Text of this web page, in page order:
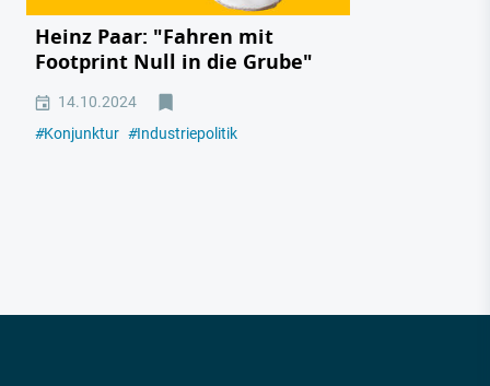
Heinz Paar: "Fahren mit
Footprint Null in die Grube"
14.10.2024
#Konjunktur #Industriepolitik